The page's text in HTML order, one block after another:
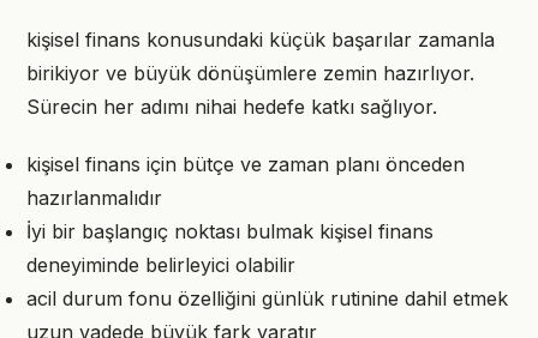
kişisel finans konusundaki küçük başarılar zamanla
birikiyor ve büyük dönüşümlere zemin hazırlıyor.
Sürecin her adımı nihai hedefe katkı sağlıyor.
kişisel finans için bütçe ve zaman planı önceden
hazırlanmalıdır
İyi bir başlangıç noktası bulmak kişisel finans
deneyiminde belirleyici olabilir
acil durum fonu özelliğini günlük rutinine dahil etmek
uzun vadede büyük fark yaratır